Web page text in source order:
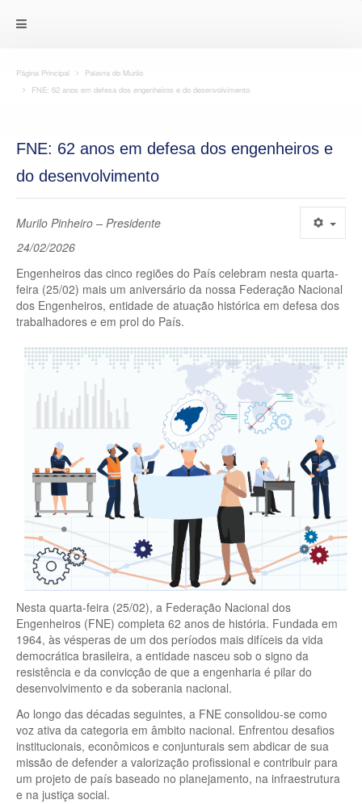
Página Principal
Palavra do Murilo
FNE: 62 anos em defesa dos engenheiros e do desenvolvimento
FNE: 62 anos em defesa dos engenheiros e
do desenvolvimento
Murilo Pinheiro – Presidente
24/02/2026
Engenheiros das cinco regiões do País celebram nesta quarta-
feira (25/02) mais um aniversário da nossa Federação Nacional
dos Engenheiros, entidade de atuação histórica em defesa dos
trabalhadores e em prol do País.
Nesta quarta-feira (25/02), a Federação Nacional dos
Engenheiros (FNE) completa 62 anos de história. Fundada em
1964, às vésperas de um dos períodos mais difíceis da vida
democrática brasileira, a entidade nasceu sob o signo da
resistência e da convicção de que a engenharia é pilar do
desenvolvimento e da soberania nacional.
Ao longo das décadas seguintes, a FNE consolidou-se como
voz ativa da categoria em âmbito nacional. Enfrentou desafios
institucionais, econômicos e conjunturais sem abdicar de sua
missão de defender a valorização profissional e contribuir para
um projeto de país baseado no planejamento, na infraestrutura
e na justiça social.